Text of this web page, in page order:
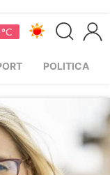
POLITICA